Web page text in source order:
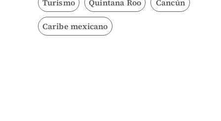
Turismo Quintana Roo Cancún
Caribe mexicano